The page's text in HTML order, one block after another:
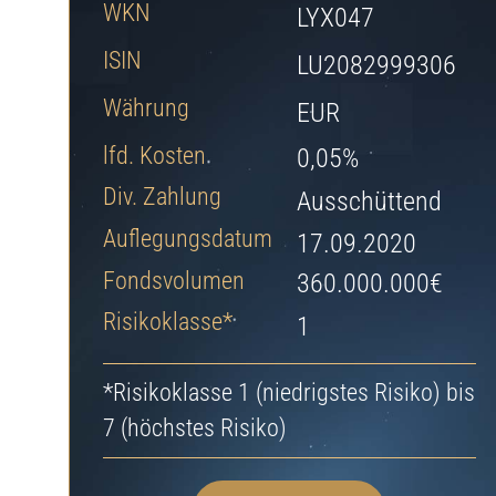
Ihr Investment in
WKN LYX047
ISIN LU2082999306
Währung EUR
lfd. Kosten 0,05%
Div. Zahlung Ausschüttend
Auflegungsdatum 17.09.2020
Fondsvolumen 360.000.000€
Risikoklasse* 1
*Risikoklasse 1 (niedrigstes Risiko) bis
7 (höchstes Risiko)